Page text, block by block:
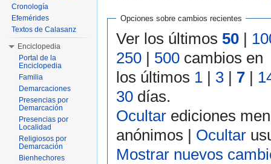
Opciones sobre cambios recientes
Ver los últimos 50 |
250 | 500 cambios en
los últimos 1 | 3 | 7 |
30 días.
Ocultar ediciones
anónimos | Ocultar
Mostrar nuevos
Cronología
Efemérides
Textos de Calasanz
Enciclopedia
Portal de la
Enciclopedia
Familia
Demarcaciones
Presencias por
Demarcación
Presencias por
Localidad
Religiosos por
Demarcación
Bienhechores